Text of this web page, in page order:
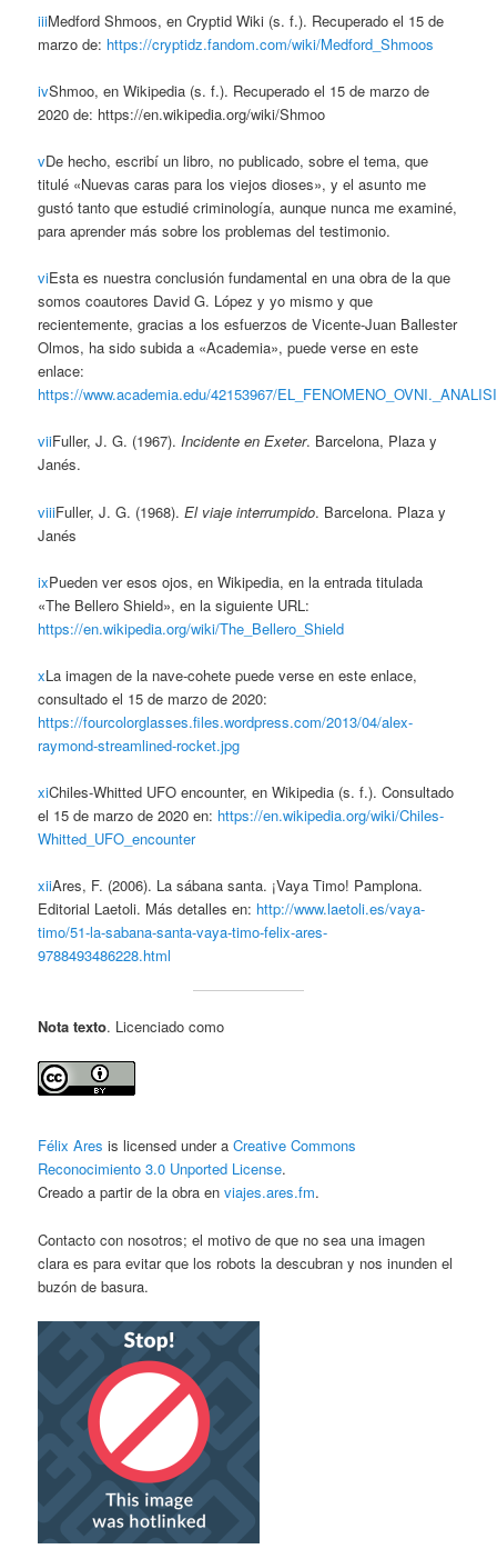
iiiMedford Shmoos, en Cryptid Wiki (s. f.). Recuperado el 15 de
marzo de: https://cryptidz.fandom.com/wiki/Medford_Shmoos
ivShmoo, en Wikipedia (s. f.). Recuperado el 15 de marzo de
2020 de: https://en.wikipedia.org/wiki/Shmoo
vDe hecho, escribí un libro, no publicado, sobre el tema, que
titulé «Nuevas caras para los viejos dioses», y el asunto me
gustó tanto que estudié criminología, aunque nunca me examiné,
para aprender más sobre los problemas del testimonio.
viEsta es nuestra conclusión fundamental en una obra de la que
somos coautores David G. López y yo mismo y que
recientemente, gracias a los esfuerzos de Vicente-Juan Ballester
Olmos, ha sido subida a «Academia», puede verse en este
enlace:
https://www.academia.edu/42153967/
viiFuller, J. G. (1967).Incidente en Exeter. Barcelona, Plaza y
Janés.
viiiFuller, J. G. (1968).El viaje interrumpido. Barcelona. Plaza y
Janés
ixPueden ver esos ojos, en Wikipedia, en la entrada titulada
«The Bellero Shield», en la siguiente URL:
https://en.wikipedia.org/wiki/The_Bellero_Shield
xLa imagen de la nave-cohete puede verse en este enlace,
consultado el 15 de marzo de 2020:
https://fourcolorglasses.files.wordpress.com/2013/04/alex-
raymond-streamlined-rocket.jpg
xiChiles-Whitted UFO encounter, en Wikipedia (s. f.). Consultado
el 15 de marzo de 2020 en: https://en.wikipedia.org/wiki/Chiles-
Whitted_UFO_encounter
xiiAres, F. (2006). La sábana santa. ¡Vaya Timo! Pamplona.
Editorial Laetoli. Más detalles en: http://www.laetoli.es/vaya-
timo/51-la-sabana-santa-vaya-timo-felix-ares-
9788493486228.html
Nota texto. Licenciado como
Félix Aresis licensed under aCreative Commons
Reconocimiento 3.0 Unported License.
Creado a partir de la obra enviajes.ares.fm.
Contacto con nosotros; el motivo de que no sea una imagen
clara es para evitar que los robots la descubran y nos inunden el
buzón de basura.